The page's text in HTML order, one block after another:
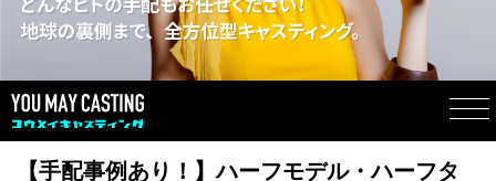
【手配事例あり！】ハーフモデル・ハーフタ